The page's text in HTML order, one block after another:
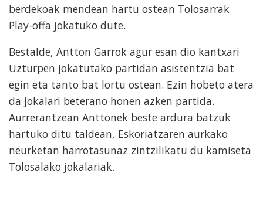
berdekoak mendean hartu ostean Tolosarrak
Play-offa jokatuko dute.
Bestalde, Antton Garrok agur esan dio kantxari
Uzturpen jokatutako partidan asistentzia bat
egin eta tanto bat lortu ostean. Ezin hobeto atera
da jokalari beterano honen azken partida.
Aurrerantzean Anttonek beste ardura batzuk
hartuko ditu taldean, Eskoriatzaren aurkako
neurketan harrotasunaz zintzilikatu du kamiseta
Tolosalako jokalariak.